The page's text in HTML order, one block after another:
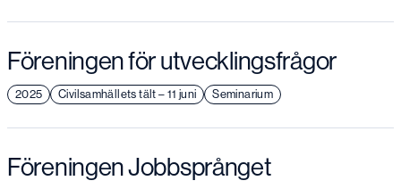
Föreningen för utvecklingsfrågor
2025 Seminarium
Civilsamhällets tält – 11 juni
Föreningen Jobbsprånget